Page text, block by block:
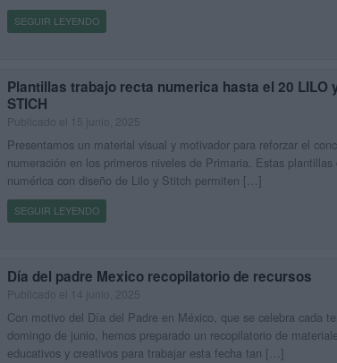
SEGUIR LEYENDO
Plantillas trabajo recta numerica hasta el 20 LILO
STICH
Presentamos un material visual y motivador para reforzar el
numeración en los primeros niveles de Primaria. Estas plantillas
numérica con diseño de Lilo y Stitch permiten […]
SEGUIR LEYENDO
Día del padre Mexico recopilatorio de recursos
Con motivo del Día del Padre en México, que se celebra cada
domingo de junio, hemos preparado un recopilatorio de
educativos y creativos para trabajar esta fecha tan […]